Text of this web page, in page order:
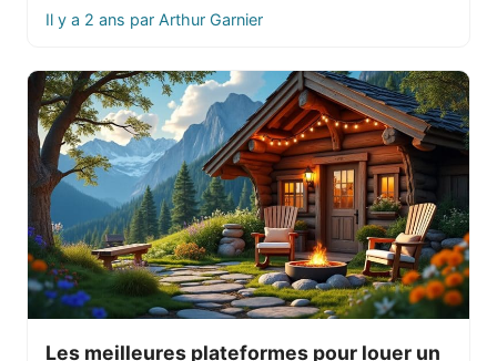
Il y a 2 ans par Arthur Garnier
Les meilleures plateformes pour louer un